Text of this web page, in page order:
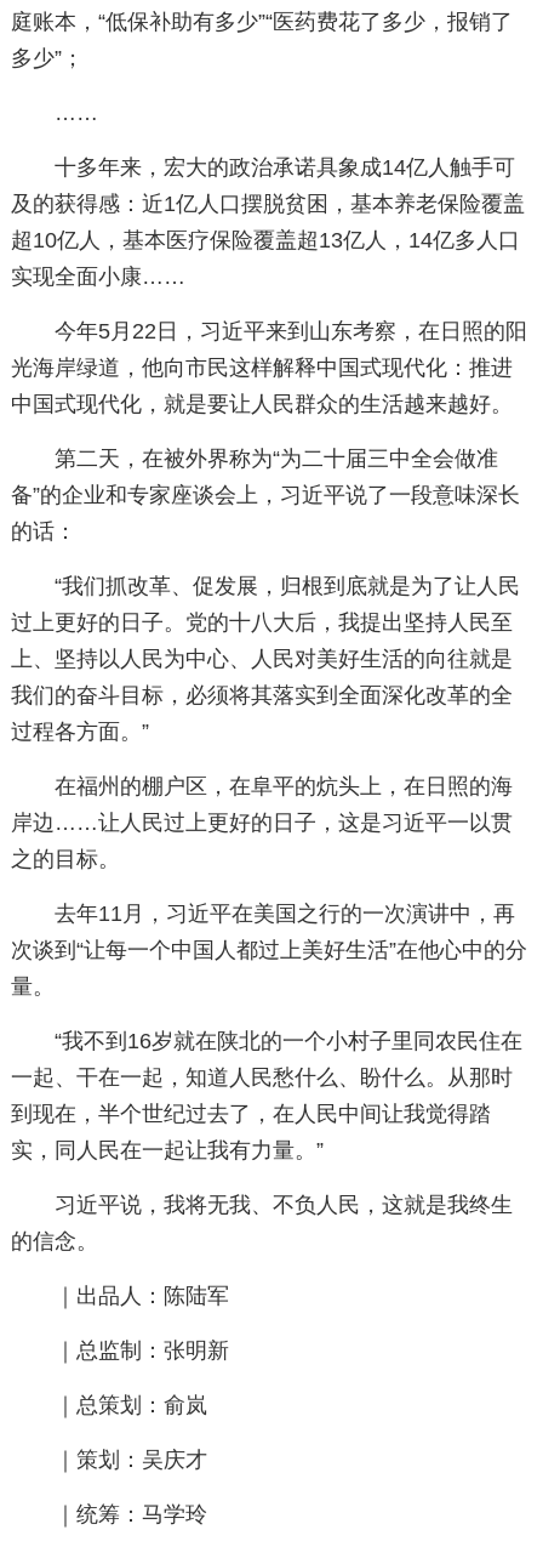
庭账本，“低保补助有多少”“医药费花了多少，报销了
多少”；
……
十多年来，宏大的政治承诺具象成14亿人触手可
及的获得感：近1亿人口摆脱贫困，基本养老保险覆盖
超10亿人，基本医疗保险覆盖超13亿人，14亿多人口
实现全面小康……
今年5月22日，习近平来到山东考察，在日照的阳
光海岸绿道，他向市民这样解释中国式现代化：推进
中国式现代化，就是要让人民群众的生活越来越好。
第二天，在被外界称为“为二十届三中全会做准
备”的企业和专家座谈会上，习近平说了一段意味深长
的话：
“我们抓改革、促发展，归根到底就是为了让人民
过上更好的日子。党的十八大后，我提出坚持人民至
上、坚持以人民为中心、人民对美好生活的向往就是
我们的奋斗目标，必须将其落实到全面深化改革的全
过程各方面。”
在福州的棚户区，在阜平的炕头上，在日照的海
岸边……让人民过上更好的日子，这是习近平一以贯
之的目标。
去年11月，习近平在美国之行的一次演讲中，再
次谈到“让每一个中国人都过上美好生活”在他心中的分
量。
“我不到16岁就在陕北的一个小村子里同农民住在
一起、干在一起，知道人民愁什么、盼什么。从那时
到现在，半个世纪过去了，在人民中间让我觉得踏
实，同人民在一起让我有力量。”
习近平说，我将无我、不负人民，这就是我终生
的信念。
｜出品人：陈陆军
｜总监制：张明新
｜总策划：俞岚
｜策划：吴庆才
｜统筹：马学玲